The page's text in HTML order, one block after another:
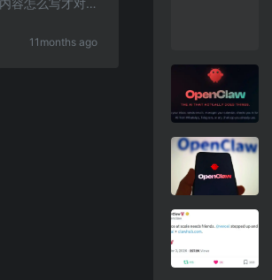
容怎么写才对谷
11months ago